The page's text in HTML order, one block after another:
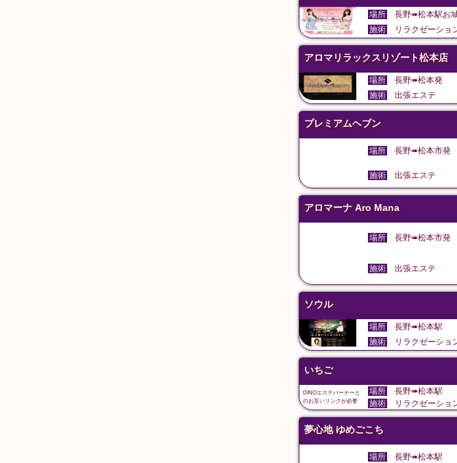
場所 長野➠松本駅お
施術 リラクゼーショ
アロマリラックスリゾート松本店
場所 長野➠松本発
施術 出張エステ
プレミアムヘブン
場所 長野➠松本市発
施術
出張エステ
アロマーナ Aro Mana
場所 長野➠松本市発
施術
出張エステ
ソウル
場所 長野➠松本駅
施術 リラクゼーショ
いちご
DINOエステバーナーと
のお互いリンクが必要
場所 長野➠松本駅
施術 リラクゼーショ
夢心地 ゆめごこち
場所 長野➠松本駅